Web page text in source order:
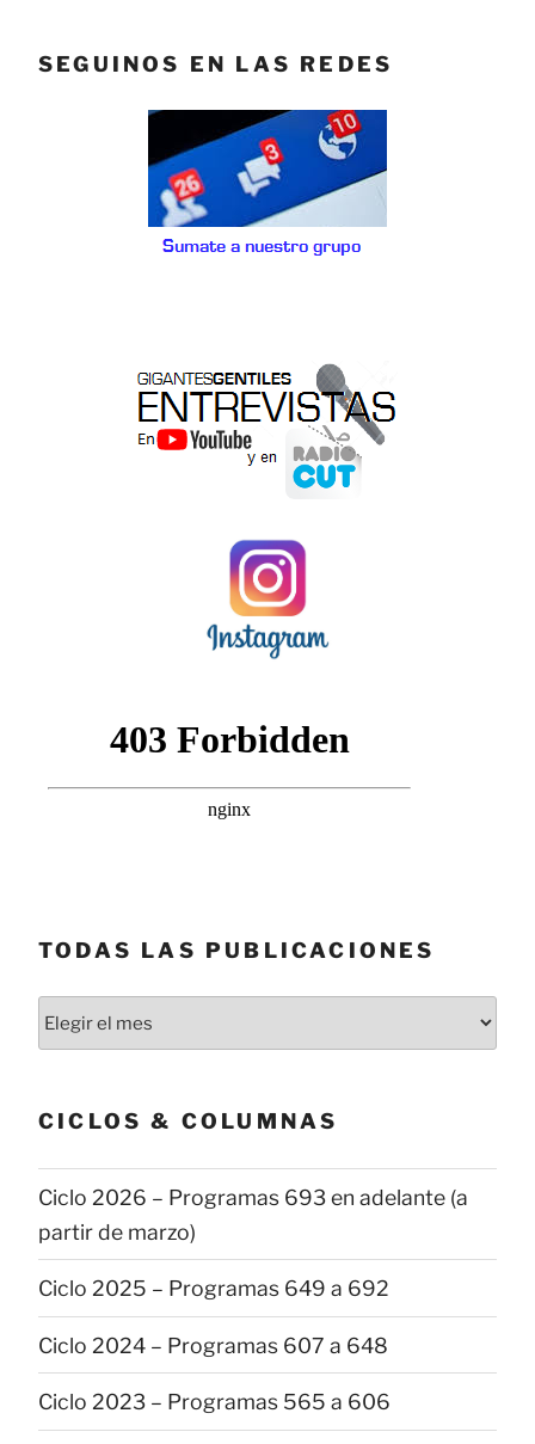
SEGUINOS EN LAS REDES
TODAS LAS PUBLICACIONES
Todas
las
CICLOS & COLUMNAS
Ciclo 2026 – Programas 693 en adelante (a
partir de marzo)
Ciclo 2025 – Programas 649 a 692
Ciclo 2024 – Programas 607 a 648
Ciclo 2023 – Programas 565 a 606